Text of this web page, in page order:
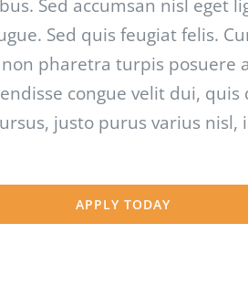
Sed accumsan nisl eget
Sed quis feugiat felis.
pharetra turpis posuere
congue velit dui,
justo purus varius nisl,
APPLY TODAY